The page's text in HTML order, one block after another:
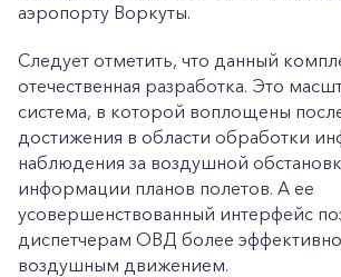
аэропорту Воркуты.
Следует отметить, что данный
отечественная разработка. Это
система, в которой воплощены
достижения в области обработки
наблюдения за воздушной
информации планов полетов. А ее
усовершенствованный интерфейс
диспетчерам ОВД более эффективно
воздушным движением.